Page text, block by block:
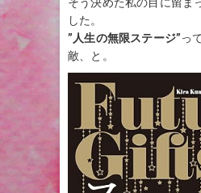
した。
”人生の無限ステージ”っ
敵、と。